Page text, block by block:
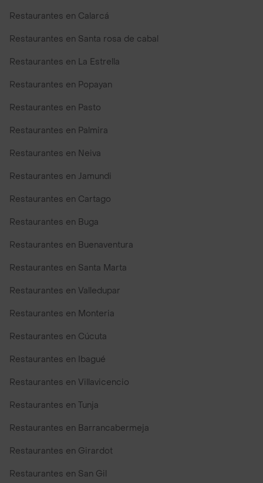
Restaurantes en Calarcá
Restaurantes en Santa rosa de cabal
Restaurantes en La Estrella
Restaurantes en Popayan
Restaurantes en Pasto
Restaurantes en Palmira
Restaurantes en Neiva
Restaurantes en Jamundi
Restaurantes en Cartago
Restaurantes en Buga
Restaurantes en Buenaventura
Restaurantes en Santa Marta
Restaurantes en Valledupar
Restaurantes en Monteria
Restaurantes en Cúcuta
Restaurantes en Ibagué
Restaurantes en Villavicencio
Restaurantes en Tunja
Restaurantes en Barrancabermeja
Restaurantes en Girardot
Restaurantes en San Gil